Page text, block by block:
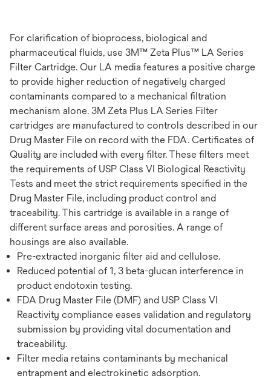
For clarification of bioprocess, biological and
pharmaceutical fluids, use 3M™ Zeta Plus™ LA Series
Filter Cartridge. Our LA media features a positive charge
to provide higher reduction of negatively charged
contaminants compared to a mechanical filtration
mechanism alone. 3M Zeta Plus LA Series Filter
cartridges are manufactured to controls described in our
Drug Master File on record with the FDA. Certificates of
Quality are included with every filter. These filters meet
the requirements of USP Class VI Biological Reactivity
Tests and meet the strict requirements specified in the
Drug Master File, including product control and
traceability. This cartridge is available in a range of
different surface areas and porosities. A range of
housings are also available.
Pre-extracted inorganic filter aid and cellulose.
Reduced potential of 1, 3 beta-glucan interference in
product endotoxin testing.
FDA Drug Master File (DMF) and USP Class VI
Reactivity compliance eases validation and regulatory
submission by providing vital documentation and
traceability.
Filter media retains contaminants by mechanical
entrapment and electrokinetic adsorption.